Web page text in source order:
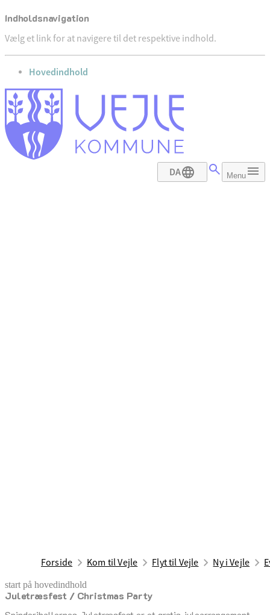
Indholdsnavigation
Vælg et link for at navigere til det respektive indhold.
gå til
Hovedindhold
DA Menu
Forside Kom til Vejle Flyt til Vejle Ny i Vejle
start på hovedindhold
Juletræsfest / Christmas Party
senest opdateret 25. november 2025